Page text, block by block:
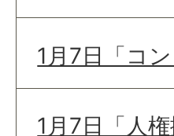
1月7日「コ
1月7日「人